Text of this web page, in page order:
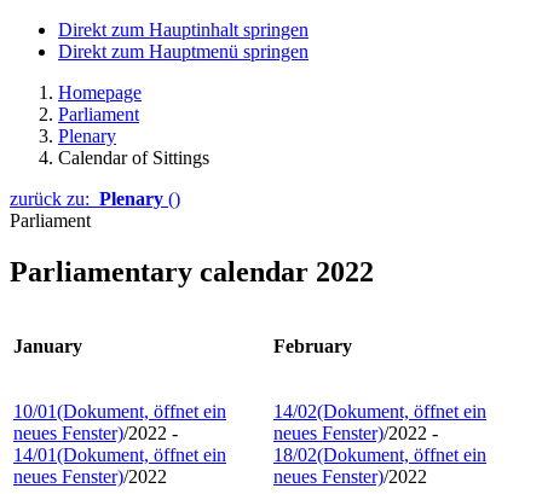
Direkt zum Hauptinhalt springen
Direkt zum Hauptmenü springen
Homepage
Parliament
Plenary
Calendar of Sittings
zurück zu: Plenary ()
Parliament
Parliamentary calendar 2022
January February
10/01(Dokument, öffnet ein
neues Fenster)/2022 -
14/01(Dokument, öffnet ein
neues Fenster)/2022
14/02(Dokument, öffnet ein
neues Fenster)/2022 -
18/02(Dokument, öffnet ein
neues Fenster)/2022